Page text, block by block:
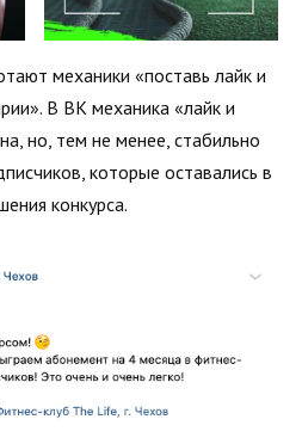
механики «поставь лайк и
В ВК механика «лайк и
но, тем не менее, стабильно
которые оставались в
конкурса.